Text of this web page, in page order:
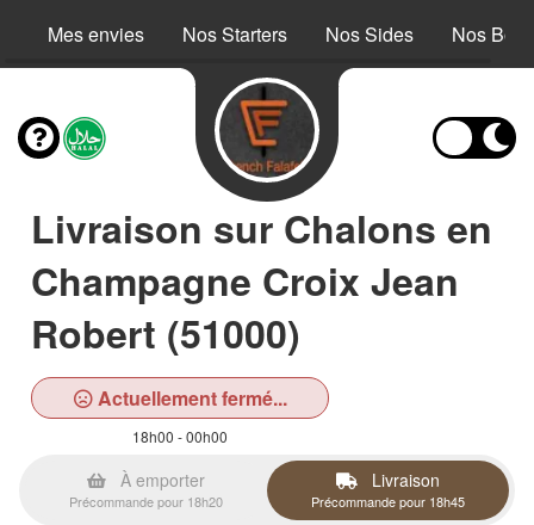
Mes envies Nos Starters Nos Sides Nos
Livraison sur Chalons en
Champagne Croix Jean
Robert (51000)
Actuellement fermé...
18h00 - 00h00
À emporter
Précommande pour 18h20
Livraison
Précommande pour 18h45